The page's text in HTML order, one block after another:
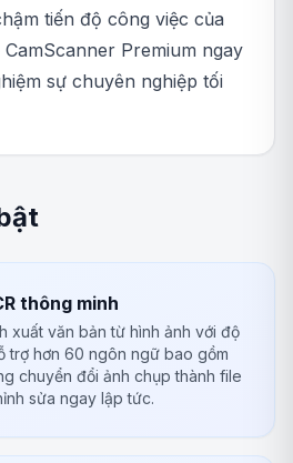
tiến độ công việc của
Premium ngay
sự chuyên nghiệp tối
thông minh
xuất văn bản từ hình ảnh với độ
trợ hơn 60 ngôn ngữ bao gồm
chuyển đổi ảnh chụp thành file
sửa ngay lập tức.